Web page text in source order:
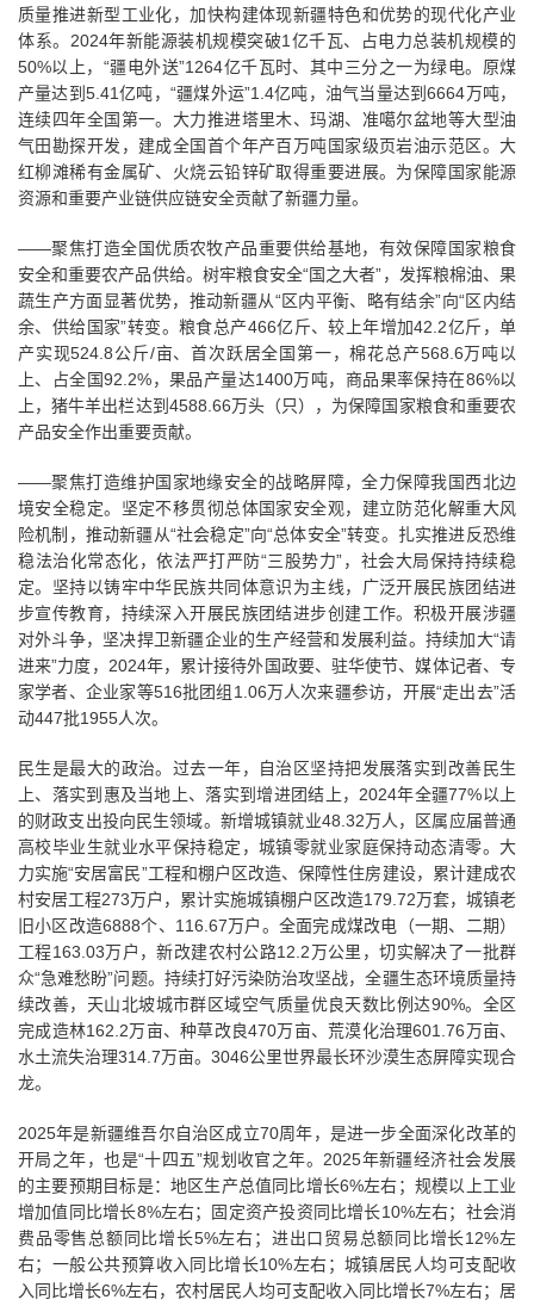
质量推进新型工业化，加快构建体现新疆特色和优势的现代化产业
体系。2024年新能源装机规模突破1亿千瓦、占电力总装机规模的
50%以上，“疆电外送”1264亿千瓦时、其中三分之一为绿电。原煤
产量达到5.41亿吨，“疆煤外运”1.4亿吨，油气当量达到6664万吨，
连续四年全国第一。大力推进塔里木、玛湖、准噶尔盆地等大型油
气田勘探开发，建成全国首个年产百万吨国家级页岩油示范区。大
红柳滩稀有金属矿、火烧云铅锌矿取得重要进展。为保障国家能源
资源和重要产业链供应链安全贡献了新疆力量。
——聚焦打造全国优质农牧产品重要供给基地，有效保障国家粮食
安全和重要农产品供给。树牢粮食安全“国之大者”，发挥粮棉油、果
蔬生产方面显著优势，推动新疆从“区内平衡、略有结余”向“区内结
余、供给国家”转变。粮食总产466亿斤、较上年增加42.2亿斤，单
产实现524.8公斤/亩、首次跃居全国第一，棉花总产568.6万吨以
上、占全国92.2%，果品产量达1400万吨，商品果率保持在86%以
上，猪牛羊出栏达到4588.66万头（只），为保障国家粮食和重要农
产品安全作出重要贡献。
——聚焦打造维护国家地缘安全的战略屏障，全力保障我国西北边
境安全稳定。坚定不移贯彻总体国家安全观，建立防范化解重大风
险机制，推动新疆从“社会稳定”向“总体安全”转变。扎实推进反恐维
稳法治化常态化，依法严打严防“三股势力”，社会大局保持持续稳
定。坚持以铸牢中华民族共同体意识为主线，广泛开展民族团结进
步宣传教育，持续深入开展民族团结进步创建工作。积极开展涉疆
对外斗争，坚决捍卫新疆企业的生产经营和发展利益。持续加大“请
进来”力度，2024年，累计接待外国政要、驻华使节、媒体记者、专
家学者、企业家等516批团组1.06万人次来疆参访，开展“走出去”活
动447批1955人次。
民生是最大的政治。过去一年，自治区坚持把发展落实到改善民生
上、落实到惠及当地上、落实到增进团结上，2024年全疆77%以上
的财政支出投向民生领域。新增城镇就业48.32万人，区属应届普通
高校毕业生就业水平保持稳定，城镇零就业家庭保持动态清零。大
力实施“安居富民”工程和棚户区改造、保障性住房建设，累计建成农
村安居工程273万户，累计实施城镇棚户区改造179.72万套，城镇老
旧小区改造6888个、116.67万户。全面完成煤改电（一期、二期）
工程163.03万户，新改建农村公路12.2万公里，切实解决了一批群
众“急难愁盼”问题。持续打好污染防治攻坚战，全疆生态环境质量持
续改善，天山北坡城市群区域空气质量优良天数比例达90%。全区
完成造林162.2万亩、种草改良470万亩、荒漠化治理601.76万亩、
水土流失治理314.7万亩。3046公里世界最长环沙漠生态屏障实现合
龙。
2025年是新疆维吾尔自治区成立70周年，是进一步全面深化改革的
开局之年，也是“十四五”规划收官之年。2025年新疆经济社会发展
的主要预期目标是：地区生产总值同比增长6%左右；规模以上工业
增加值同比增长8%左右；固定资产投资同比增长10%左右；社会消
费品零售总额同比增长5%左右；进出口贸易总额同比增长12%左
右；一般公共预算收入同比增长10%左右；城镇居民人均可支配收
入同比增长6%左右，农村居民人均可支配收入同比增长7%左右；居